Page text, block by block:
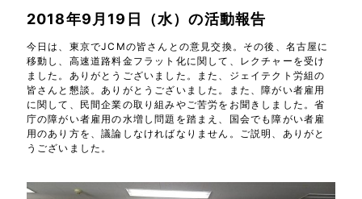
2018年9月19日（水）の活動報告
今日は、東京でJCMの皆さんとの意見交換。その後、名古屋に
移動し、高速道路料金フラット化に関して、レクチャーを受け
ました。ありがとうございました。また、ジェイテクト労組の
皆さんと懇談。ありがとうございました。また、障がい者雇用
に関して、民間企業の取り組みやご苦労をお聞きしました。省
庁の障がい者雇用の水増し問題を踏まえ、国会でも障がい者雇
用のあり方を、議論しなければなりません。ご説明、ありがと
うございました。